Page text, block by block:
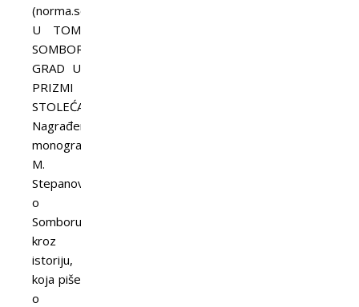
(norma.sombor@gmail.com).
U TOM
SOMBORU…
GRAD U
PRIZMI
STOLEĆA
Nagrađena
monografija
M.
Stepanovića
o
Somboru
kroz
istoriju,
koja piše
o